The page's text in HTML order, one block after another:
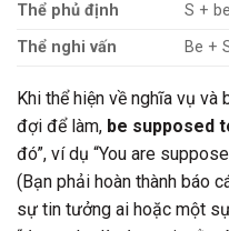
Thể phủ định
S +
Thể nghi vấn
Be +
Khi thể hiện về nghĩa vụ
đợi để làm, be supposed
đó”, ví dụ “You are
(Bạn phải hoàn thành báo
sự tin tưởng ai hoặc một